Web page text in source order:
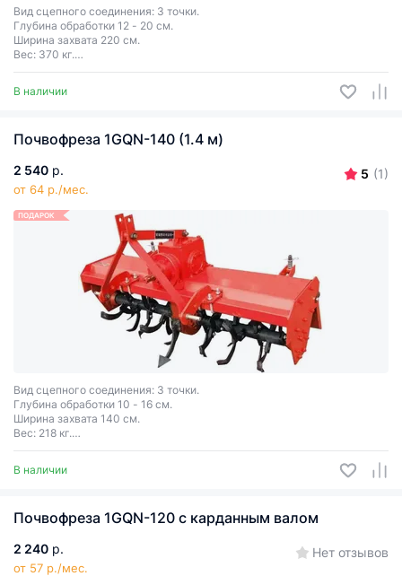
Вид сцепного соединения: 3 точки.
Глубина обработки 12 - 20 cм.
Ширина захвата 220 см.
Вес: 370 кг.
Необходимая мощность трактора: 60-80 л.с.
В наличии
Почвофреза 1GQN-140 (1.4 м)
2 540 р.
от 64 р./мес.
5 (1)
ПОДАРОК
Вид сцепного соединения: 3 точки.
Глубина обработки 10 - 16 cм.
Ширина захвата 140 см.
Вес: 218 кг.
Необходимая мощность трактора: 24-35 л.с.
В наличии
Почвофреза 1GQN-120 с карданным валом
2 240 р.
от 57 р./мес.
Нет отзывов